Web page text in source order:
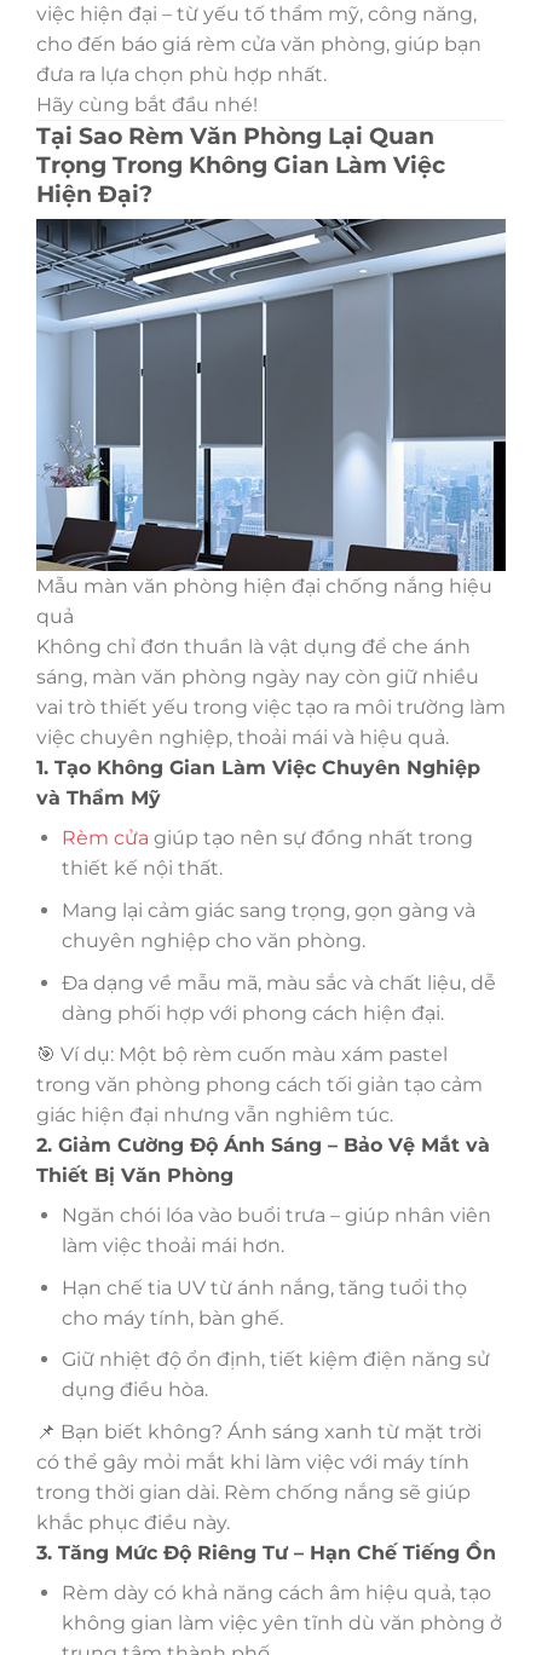
việc hiện đại – từ yếu tố thẩm mỹ, công năng,
cho đến báo giá rèm cửa văn phòng, giúp bạn
đưa ra lựa chọn phù hợp nhất.
Hãy cùng bắt đầu nhé!
Tại Sao Rèm Văn Phòng Lại Quan
Trọng Trong Không Gian Làm Việc
Hiện Đại?
Mẫu màn văn phòng hiện đại chống nắng hiệu
quả
Không chỉ đơn thuần là vật dụng để che ánh
sáng, màn văn phòng ngày nay còn giữ nhiều
vai trò thiết yếu trong việc tạo ra môi trường làm
việc chuyên nghiệp, thoải mái và hiệu quả.
1. Tạo Không Gian Làm Việc Chuyên Nghiệp
và Thẩm Mỹ
Rèm cửa giúp tạo nên sự đồng nhất trong
thiết kế nội thất.
Mang lại cảm giác sang trọng, gọn gàng và
chuyên nghiệp cho văn phòng.
Đa dạng về mẫu mã, màu sắc và chất liệu, dễ
dàng phối hợp với phong cách hiện đại.
🎯 Ví dụ: Một bộ rèm cuốn màu xám pastel
trong văn phòng phong cách tối giản tạo cảm
giác hiện đại nhưng vẫn nghiêm túc.
2. Giảm Cường Độ Ánh Sáng – Bảo Vệ Mắt và
Thiết Bị Văn Phòng
Ngăn chói lóa vào buổi trưa – giúp nhân viên
làm việc thoải mái hơn.
Hạn chế tia UV từ ánh nắng, tăng tuổi thọ
cho máy tính, bàn ghế.
Giữ nhiệt độ ổn định, tiết kiệm điện năng sử
dụng điều hòa.
📌 Bạn biết không? Ánh sáng xanh từ mặt trời
có thể gây mỏi mắt khi làm việc với máy tính
trong thời gian dài. Rèm chống nắng sẽ giúp
khắc phục điều này.
3. Tăng Mức Độ Riêng Tư – Hạn Chế Tiếng Ồn
Rèm dày có khả năng cách âm hiệu quả, tạo
không gian làm việc yên tĩnh dù văn phòng ở